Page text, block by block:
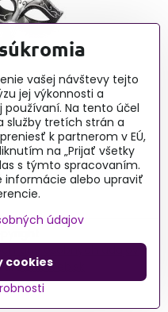
- blog
BiznisWeb.sk
vašej návštevy tejto
jej výkonnosti a
Na tento účel
služby tretích strán a
k partnerom v EÚ,
na „Prijať všetky
s týmto spracovaním.
informácie alebo upraviť
údajov
cookies